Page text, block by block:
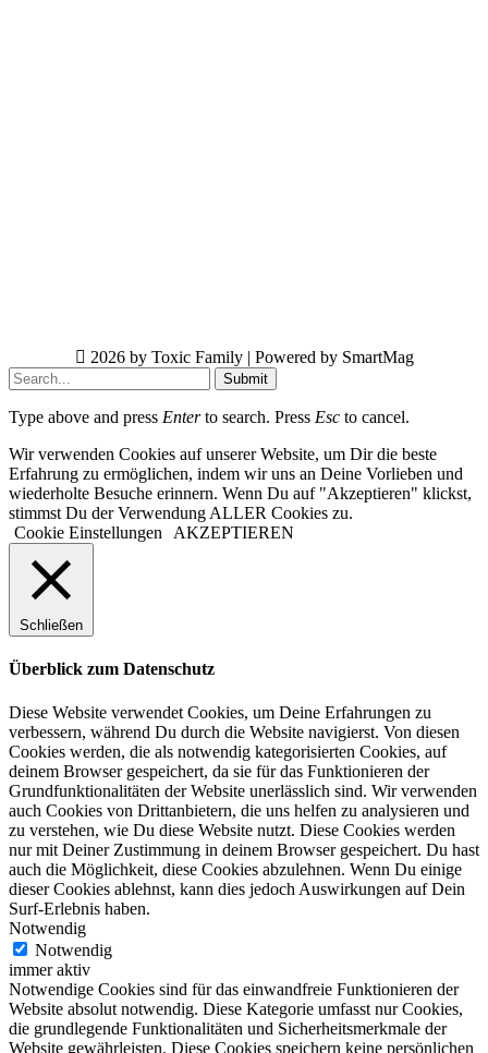
2026 by Toxic Family | Powered by SmartMag
Submit
Type above and press Enterto search. Press Esc to cancel.
Wir verwenden Cookies auf unserer Website, um Dir die beste
Erfahrung zu ermöglichen, indem wir uns an Deine Vorlieben und
wiederholte Besuche erinnern. Wenn Du auf "Akzeptieren" klickst,
stimmst Du der Verwendung ALLER Cookies zu.
Cookie Einstellungen
AKZEPTIEREN
Schließen
Überblick zum Datenschutz
Diese Website verwendet Cookies, um Deine Erfahrungen zu
verbessern, während Du durch die Website navigierst. Von diesen
Cookies werden, die als notwendig kategorisierten Cookies, auf
deinem Browser gespeichert, da sie für das Funktionieren der
Grundfunktionalitäten der Website unerlässlich sind. Wir verwenden
auch Cookies von Drittanbietern, die uns helfen zu analysieren und
zu verstehen, wie Du diese Website nutzt. Diese Cookies werden
nur mit Deiner Zustimmung in deinem Browser gespeichert. Du hast
auch die Möglichkeit, diese Cookies abzulehnen. Wenn Du einige
dieser Cookies ablehnst, kann dies jedoch Auswirkungen auf Dein
Surf-Erlebnis haben.
Notwendig
Notwendig
immer aktiv
Notwendige Cookies sind für das einwandfreie Funktionieren der
Website absolut notwendig. Diese Kategorie umfasst nur Cookies,
die grundlegende Funktionalitäten und Sicherheitsmerkmale der
Website gewährleisten. Diese Cookies speichern keine persönlichen